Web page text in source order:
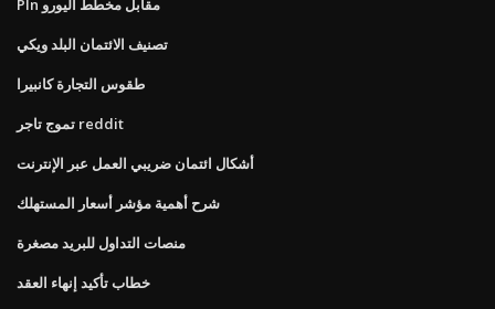
Pln مقابل مخطط اليورو
تصنيف الائتمان البلد ويكي
طقوس التجارة كانبيرا
تموج تاجر reddit
أشكال ائتمان ضريبي العمل عبر الإنترنت
شرح أهمية مؤشر أسعار المستهلك
منصات التداول للبريد مصغرة
خطاب تأكيد إنهاء العقد